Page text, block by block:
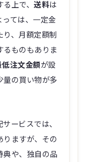
る上で、送料は
ては、一定金
、月額定額制
ものもありま
低注文金額が設
量の買い物が多
ービスでは、
りますが、その
典や、独自の品